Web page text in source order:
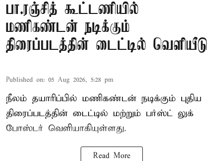
பா.ரஞ்சித் கூட்டணியில்
மணிகண்டன் நடிக்கும்
திரைப்படத்தின் டைட்டில் வெளியீடு
Published on: 05 Aug 2026, 5:28 pm
நீலம் தயாரிப்பில் மணிகண்டன் நடிக்கும் புதிய
திரைப்படத்தின் டைட்டில் மற்றும் பர்ஸ்ட் லுக்
போஸ்டர் வெளியாகியுள்ளது.
Read More